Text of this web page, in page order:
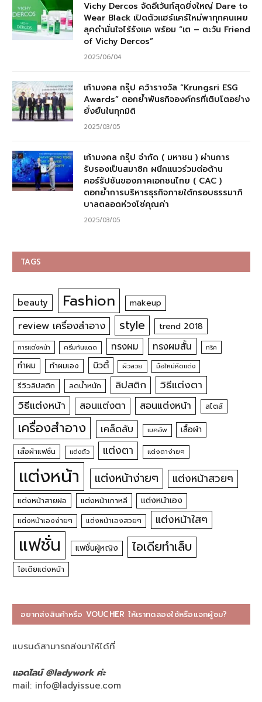
Vichy Dercos จัดอีเว้นท์สุดยิ่งใหญ่ Dare to
Wear Black เปิดตัวแฮร์แคร์ใหม่พาทุกคนเผย
ลุคดำมั่นใจไร้รังแค พร้อม “เต – ตะวัน Friend
of Vichy Dercos”
2025/06/04
เก้ามงคล กรุ๊ป คว้ารางวัล “Krungsri ESG
Awards” ตอกย้ำพันธกิจองค์กรที่เติบโตอย่าง
ยั่งยืนในทุกมิติ
2025/03/05
เก้ามงคล กรุ๊ป จำกัด ( มหาชน ) ผ่านการ
รับรองเป็นสมาชิก ผนึกแนวร่วมต่อต้าน
คอร์รัปชันของภาคเอกชนไทย ( CAC )
ตอกย้ำการบริหารธุรกิจภายใต้กรอบธรรมาภิ
บาลตลอดห่วงโซ่คุณค่า
2025/03/05
TAGS
beauty Fashion makeup
review เครื่องสำอาง style trend 2018
การแต่งหน้า ครีมกันแดด ทรงผม ทรงผมสั้น ทริค
ทำผม ทำผมเอง บิวตี้ ผิวสวย มือใหม่หัดแต่ง
รีวิวลิปสติก ลดน้ำหนัก ลิปสติก
วิธีแต่งตา
วิธีแต่งหน้า
สอนแต่งตา สอนแต่งหน้า สไตล์
เครื่องสำอาง เคล็ดลับ เมคอัพ เสื้อผ้า
เสื้อผ้าแฟชั่น แต่งตัว แต่งตา แต่งตาง่ายๆ
แต่งหน้า แต่งหน้าง่ายๆ แต่งหน้าสวยๆ
แต่งหน้าสายฝอ แต่งหน้าเกาหลี แต่งหน้าเอง
แต่งหน้าเองง่ายๆ แต่งหน้าเองสวยๆ แต่งหน้าใสๆ
แฟชั่น แฟชั่นผู้หญิง ไอเดียทำเล็บ
ไอเดียแต่งหน้า
อยากส่งสินค้าหรือ VOUCHER ให้เราทดลองใช้หรือแจกผู้ชม?
แบรนด์สามารถส่งมาให้ได้ที่
แอดไลน์ @ladywork ค่ะ
mail: info@ladyissue.com